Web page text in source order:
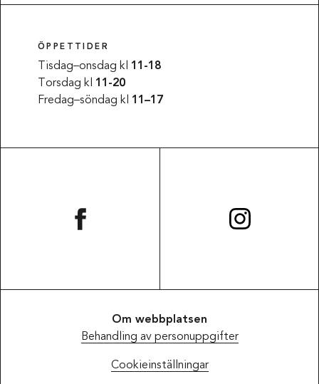
ÖPPETTIDER
Tisdag–onsdag kl 11-18
Torsdag kl 11-20
Fredag–söndag kl 11–17
Om webbplatsen
Behandling av personuppgifter
Cookieinställningar